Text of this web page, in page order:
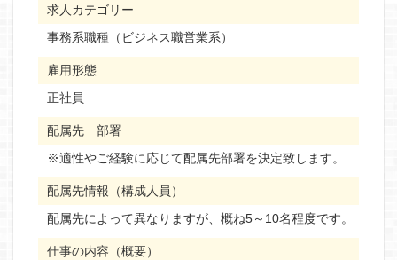
求人カテゴリー
事務系職種（ビジネス職営業系）
雇用形態
正社員
配属先 部署
※適性やご経験に応じて配属先部署を決定致します。
配属先情報（構成人員）
配属先によって異なりますが、概ね5～10名程度です。
仕事の内容（概要）